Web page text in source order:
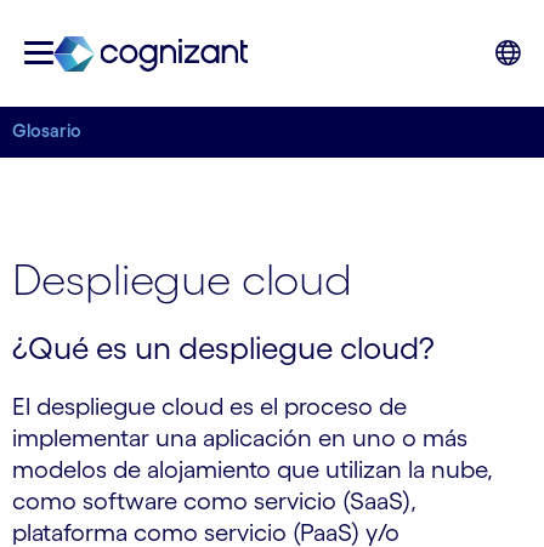
Glosario
Despliegue cloud
¿Qué es un despliegue cloud?
El despliegue cloud es el proceso de
implementar una aplicación en uno o más
modelos de alojamiento que utilizan la nube,
como software como servicio (SaaS),
plataforma como servicio (PaaS) y/o